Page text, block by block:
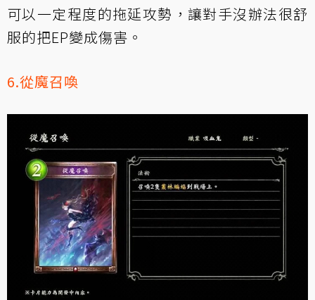
可以一定程度的拖延攻勢，讓對手沒辦法很舒
服的把EP變成傷害。
6.從魔召喚